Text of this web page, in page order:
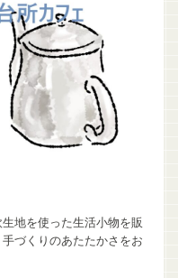
地を使った生活小物を販
づくりのあたたかさをお